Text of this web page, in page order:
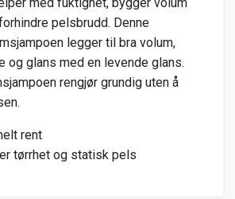
pelsbrudd. Denne
legger til bra volum,
og glans med en levende glans.
rengjør grundig uten å
rent
tørrhet og statisk pels